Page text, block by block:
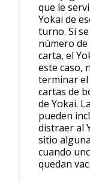
que le
Yokai de
turno. Si
número de
carta, el
este caso,
terminar el
cartas de
de Yokai.
pueden
distraer al
sitio
cuando
quedan